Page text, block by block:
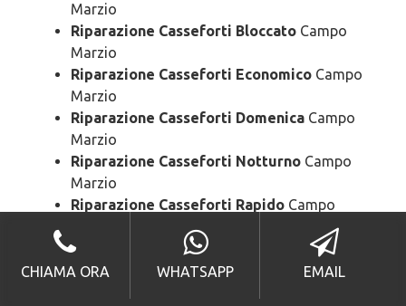
Marzio
Riparazione Casseforti Bloccato Campo
Marzio
Riparazione Casseforti Economico Campo
Marzio
Riparazione Casseforti Domenica Campo
Marzio
Riparazione Casseforti Notturno Campo
Marzio
Riparazione Casseforti Rapido Campo
Riparazione Casseforti SOS
Campo Marzio
Riparazione Casseforti Prezzo
Campo
CHIAMA ORA WHATSAPP EMAIL